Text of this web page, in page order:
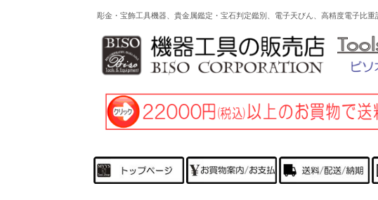
彫金・宝飾工具機器、貴金属鑑定・宝石判定鑑別、電子天びん、高精度電子比